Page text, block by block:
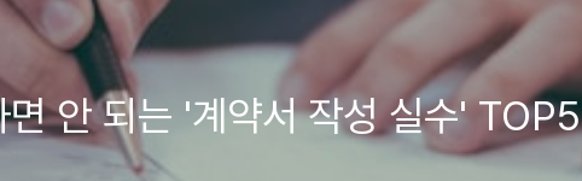
면 안 되는 '계약서 작성 실수' TOP5